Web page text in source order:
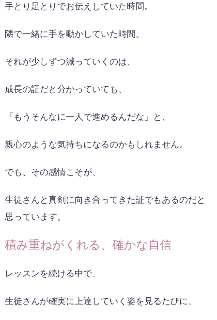
手とり足とりでお伝えしていた時間。
隣で一緒に手を動かしていた時間。
それが少しずつ減っていくのは、
成長の証だと分かっていても、
「もうそんなに一人で進めるんだな」と、
親心のような気持ちになるのかもしれません。
でも、その感情こそが、
生徒さんと真剣に向き合ってきた証でもあるのだと
思っています。
積み重ねがくれる、確かな自信
レッスンを続ける中で、
生徒さんが確実に上達していく姿を見るたびに、